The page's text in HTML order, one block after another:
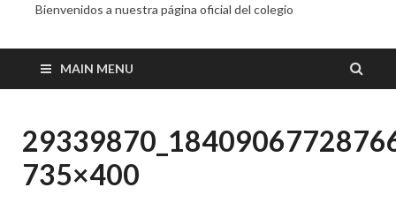
Bienvenidos a nuestra página oficial del colegio
MAIN MENU
735×400